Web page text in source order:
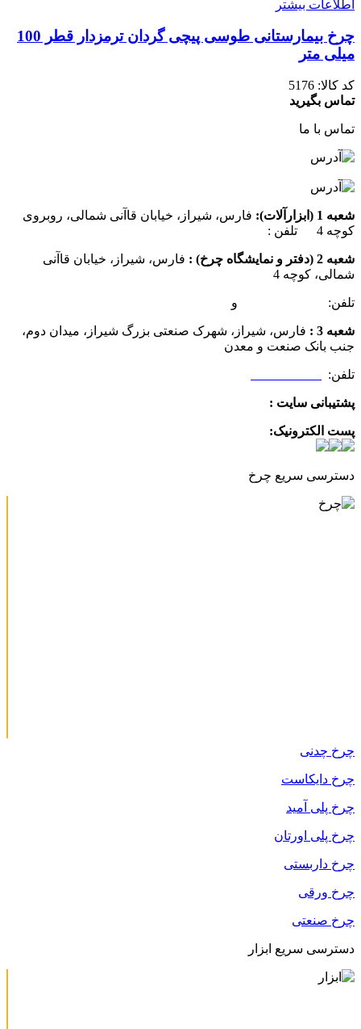
اطلاعات بیشتر
چرخ بیمارستانی طوسی پیچی گردان ترمزدار قطر 100
میلی متر
کد کالا: 5176
تماس بگیرید
تماس با ما
شعبه 1 (ابزارآلات):
فارس، شیراز، خیابان قاآنی شمالی، روبروی
کوچه 4 تلفن :
شعبه 2 (دفتر و نمایشگاه چرخ) :
فارس، شیراز، خیابان قاآنی
شمالی، کوچه 4
تلفن: و
شعبه 3 :
فارس، شیراز، شهرک صنعتی بزرگ شیراز، میدان دوم،
جنب بانک صنعت و معدن
تلفن:
پشتیبانی سایت :
پست الکترونیک:
دسترسی سریع چرخ
چرخ چدنی
چرخ دایکاست
چرخ پلی آمید
چرخ پلی اورتان
چرخ داربستی
چرخ ورقی
چرخ صنعتی
دسترسی سریع ابزار